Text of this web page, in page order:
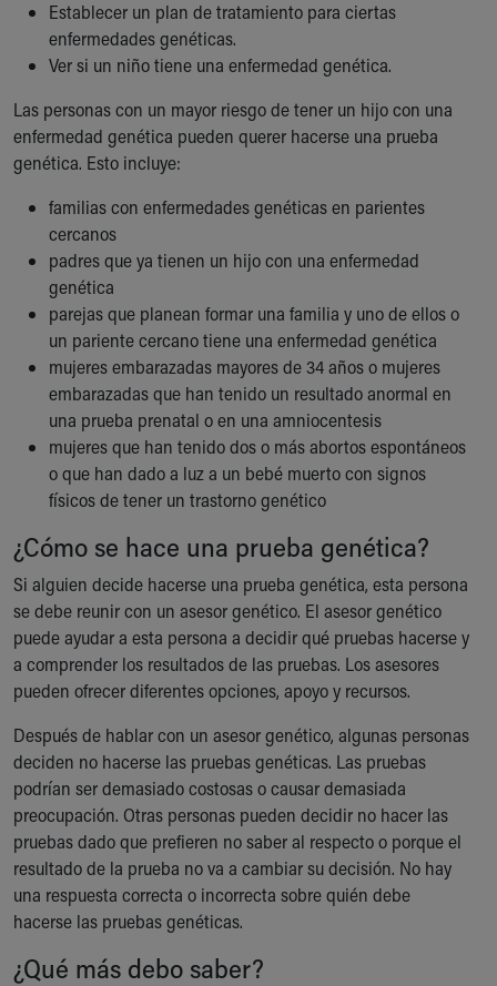
Establecer un plan de tratamiento para ciertas
enfermedades genéticas.
Ver si un niño tiene una enfermedad genética.
Las personas con un mayor riesgo de tener un hijo con una
enfermedad genética pueden querer hacerse una prueba
genética. Esto incluye:
familias con enfermedades genéticas en parientes
cercanos
padres que ya tienen un hijo con una enfermedad
genética
parejas que planean formar una familia y uno de ellos o
un pariente cercano tiene una enfermedad genética
mujeres embarazadas mayores de 34 años o mujeres
embarazadas que han tenido un resultado anormal en
una prueba prenatal o en una amniocentesis
mujeres que han tenido dos o más abortos espontáneos
o que han dado a luz a un bebé muerto con signos
físicos de tener un trastorno genético
¿Cómo se hace una prueba genética?
Si alguien decide hacerse una prueba genética, esta persona
se debe reunir con un asesor genético. El asesor genético
puede ayudar a esta persona a decidir qué pruebas hacerse y
a comprender los resultados de las pruebas. Los asesores
pueden ofrecer diferentes opciones, apoyo y recursos.
Después de hablar con un asesor genético, algunas personas
deciden no hacerse las pruebas genéticas. Las pruebas
podrían ser demasiado costosas o causar demasiada
preocupación. Otras personas pueden decidir no hacer las
pruebas dado que prefieren no saber al respecto o porque el
resultado de la prueba no va a cambiar su decisión. No hay
una respuesta correcta o incorrecta sobre quién debe
hacerse las pruebas genéticas.
¿Qué más debo saber?